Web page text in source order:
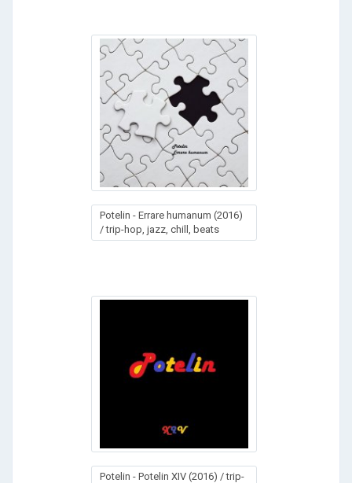
Potelin - Errare humanum (2016)
/ trip-hop, jazz, chill, beats
Potelin - Potelin XIV (2016) / trip-